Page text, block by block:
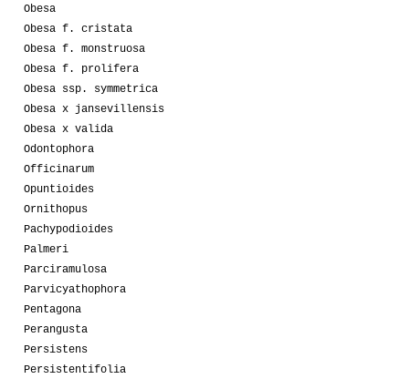
Obesa
Obesa f. cristata
Obesa f. monstruosa
Obesa f. prolifera
Obesa ssp. symmetrica
Obesa x jansevillensis
Obesa x valida
Odontophora
Officinarum
Opuntioides
Ornithopus
Pachypodioides
Palmeri
Parciramulosa
Parvicyathophora
Pentagona
Perangusta
Persistens
Persistentifolia